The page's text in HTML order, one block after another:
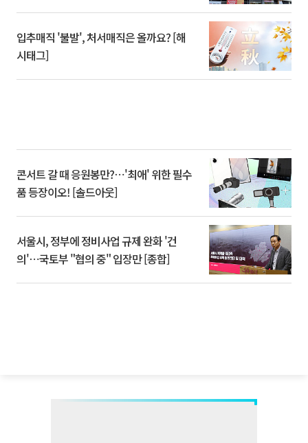
입추매직 '불발', 처서매직은 올까요? [해
시태그]
콘서트 갈 때 응원봉만?⋯'최애' 위한 필수
품 등장이오! [솔드아웃]
서울시, 정부에 정비사업 규제 완화 '건
의'⋯국토부 "협의 중" 입장만 [종합]